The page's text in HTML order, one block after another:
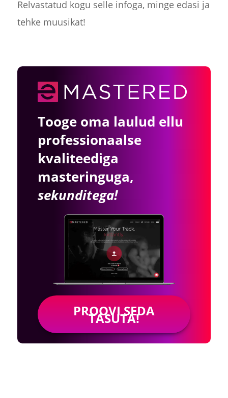
Relvastatud kogu selle infoga, minge edasi ja
tehke muusikat!
Tooge oma laulud ellu
professionaalse
kvaliteediga
masteringuga,
sekunditega!
PROOVI SEDA
TASUTA!